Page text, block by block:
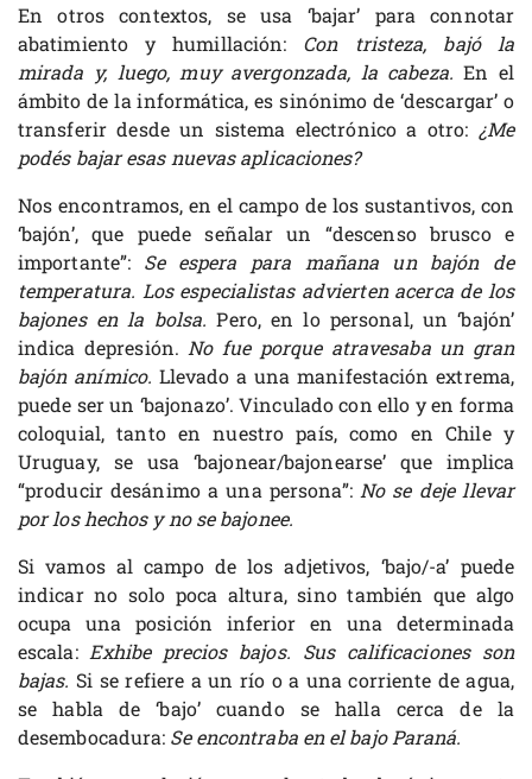
En otros contextos, se usa ‘bajar’ para connotar
abatimiento y humillación: Con tristeza, bajó la
mirada y, luego, muy avergonzada, la cabeza.En el
ámbito de la informática, es sinónimo de ‘descargar’ o
transferir desde un sistema electrónico a otro: ¿Me
podés bajar esas nuevas aplicaciones?
Nos encontramos, en el campo de los sustantivos, con
‘bajón’, que puede señalar un “descenso brusco e
importante”: Se espera para mañana un bajón de
temperatura. Los especialistas advierten acerca de los
bajones en la bolsa.Pero, en lo personal, un ‘bajón’
indica depresión. No fue porque atravesaba un gran
bajón anímico. Llevado a una manifestación extrema,
puede ser un ‘bajonazo’. Vinculado con ello y en forma
coloquial, tanto en nuestro país, como en Chile y
Uruguay, se usa ‘bajonear/bajonearse’ que implica
“producir desánimo a una persona”: No se deje llevar
por los hechos y no se bajonee.
Si vamos al campo de los adjetivos, ‘bajo/-a’ puede
indicar no solo poca altura, sino también que algo
ocupa una posición inferior en una determinada
escala: Exhibe precios bajos. Sus calificaciones son
bajas. Si se refiere a un río o a una corriente de agua,
se habla de ‘bajo’ cuando se halla cerca de la
desembocadura: Se encontraba en el bajo Paraná.